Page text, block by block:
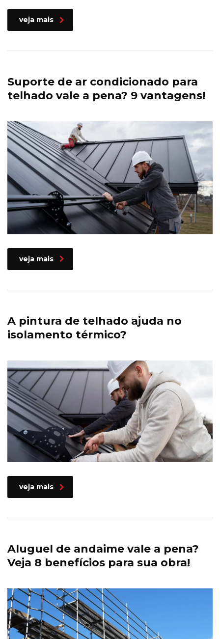
veja mais
Suporte de ar condicionado para
telhado vale a pena? 9 vantagens!
veja mais
A pintura de telhado ajuda no
isolamento térmico?
veja mais
Aluguel de andaime vale a pena?
Veja 8 benefícios para sua obra!